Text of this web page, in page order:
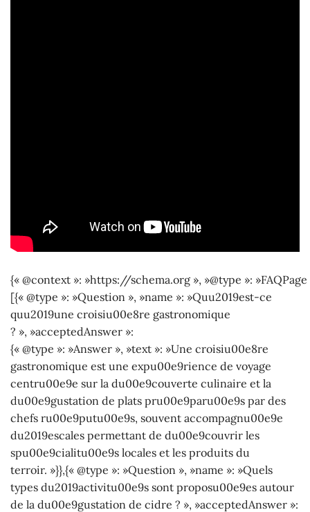
{« @context »: »https://schema.org », »@type »:
[{« @type »: »Question », »name »: »Quu2019est-ce
quu2019une croisiu00e8re gastronomique
? », »acceptedAnswer »:
{« @type »: »Answer », »text »: »Une croisiu00e8re
gastronomique est une expu00e9rience de voyage
centru00e9e sur la du00e9couverte culinaire et la
du00e9gustation de plats pru00e9paru00e9s par des
chefs ru00e9putu00e9s, souvent accompagnu00e9e
du2019escales permettant de du00e9couvrir les
spu00e9cialitu00e9s locales et les produits du
terroir. »}},{« @type »: »Question », »name »: »Quels
types du2019activitu00e9s sont proposu00e9es autour
de la du00e9gustation de cidre ? », »acceptedAnswer »: